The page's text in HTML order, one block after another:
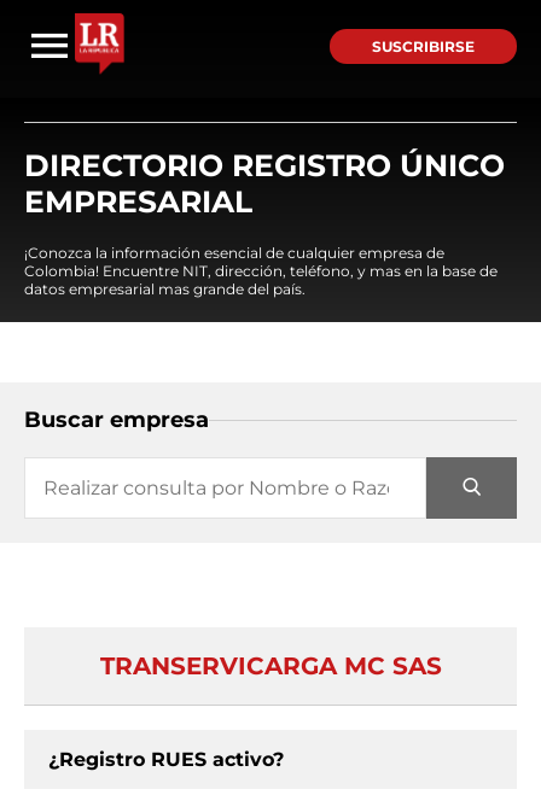
SUSCRIBIRSE
DIRECTORIO REGISTRO ÚNICO
EMPRESARIAL
¡Conozca la información esencial de cualquier empresa de
Colombia! Encuentre NIT, dirección, teléfono, y mas en la base de
datos empresarial mas grande del país.
Buscar empresa
TRANSERVICARGA MC SAS
¿Registro RUES activo?